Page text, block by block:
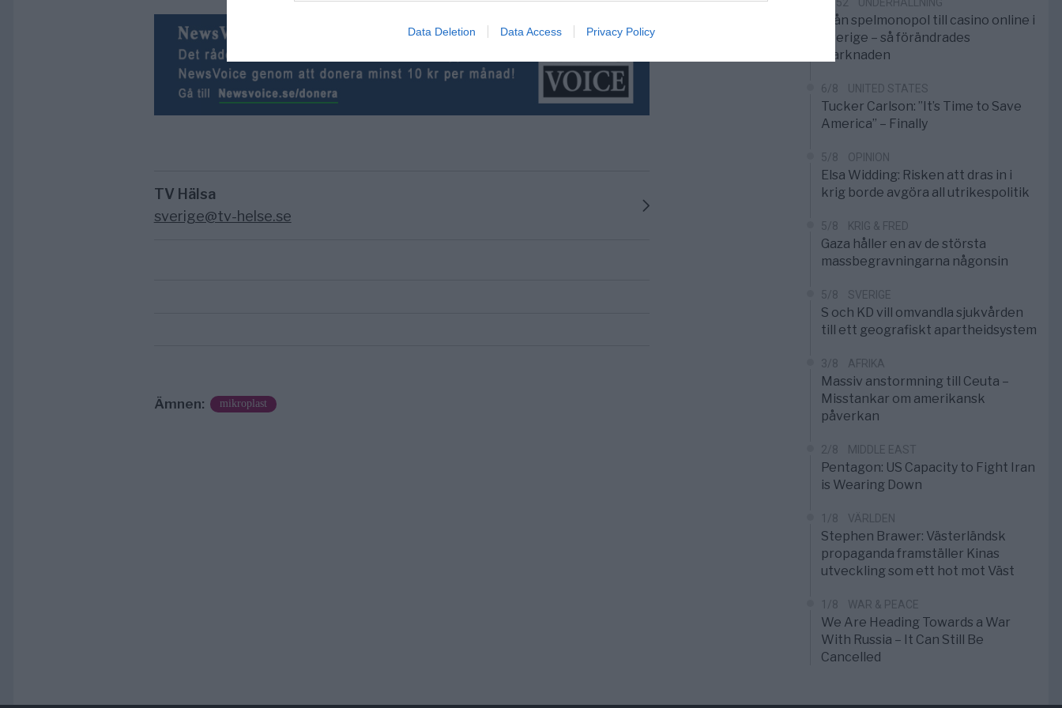
Data Deletion Data Access Privacy Policy
TV Hälsa
sverige@tv-helse.se
Ämnen: mikroplast
Från spelmonopol till casino online i
Sverige – så förändrades
marknaden
6/8 UNITED STATES
Tucker Carlson: ”It’s Time to Save
America” – Finally
5/8 OPINION
Elsa Widding: Risken att dras in i
krig borde avgöra all utrikespolitik
5/8 KRIG & FRED
Gaza håller en av de största
massbegravningarna någonsin
5/8 SVERIGE
S och KD vill omvandla sjukvården
till ett geografiskt apartheidsystem
3/8 AFRIKA
Massiv anstormning till Ceuta –
Misstankar om amerikansk
påverkan
2/8 MIDDLE EAST
Pentagon: US Capacity to Fight Iran
is Wearing Down
1/8 VÄRLDEN
Stephen Brawer: Västerländsk
propaganda framställer Kinas
utveckling som ett hot mot Väst
1/8 WAR & PEACE
We Are Heading Towards a War
With Russia – It Can Still Be
Cancelled